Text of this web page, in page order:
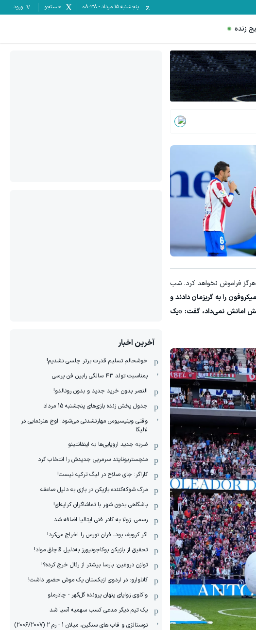
پنجشنبه ۱۵ مرداد -
08:38 جستجو ورود
زنده
فراموش نخواهد کرد. شب
را به گریزمان دادند و
امانش نمی‌داد، گفت: «یک
آخرین اخبار
خوشحالم تسلیم قدرت برتر چلسی نشدیم!
بمناسبت تولد 43 سالگی رابین فن پرسی
النصر بدون خرید جدید و بدون رونالدو!
جدول پخش زنده بازی‌های پنجشنبه 15 مرداد
وقتی وینیسیوس مهارنشدنی می‌شود؛ اوج هنرنمایی در
لالیگا
ضربه جدید اروپایی‌ها به اینفانتینو
منچستریونایتد سرمربی جدیدش را انتخاب کرد
کاراگر: جای صلاح در لیگ ترکیه نیست!
مرگ شوکه‌کننده بازیکن در بازی به دلیل صاعقه
باشگاهی بدون شهر با تماشاگران کرایه‌ای!
رسمی: زولا به کادر فنی ایتالیا اضافه شد
اگر کرویف بود، فران تورس را اخراج می‌کرد!
تحقیق از بازیکن بوکاجونیورز به‌دلیل قاچاق مواد!
توازن دروغین: بارسا بیشتر از رئال خرج کرده؟!
کاناوارو: در اردوی ازبکستان یک موش حضور داشت!
واکاوی زوایای پنهان پرونده گل‌گهر - چادرملو
یک تیم دیگر مدعی کسب سهمیه آسیا شد
نوستالژی و قاب های سنگین، میلان 1 - رم 2 (2006/2007)